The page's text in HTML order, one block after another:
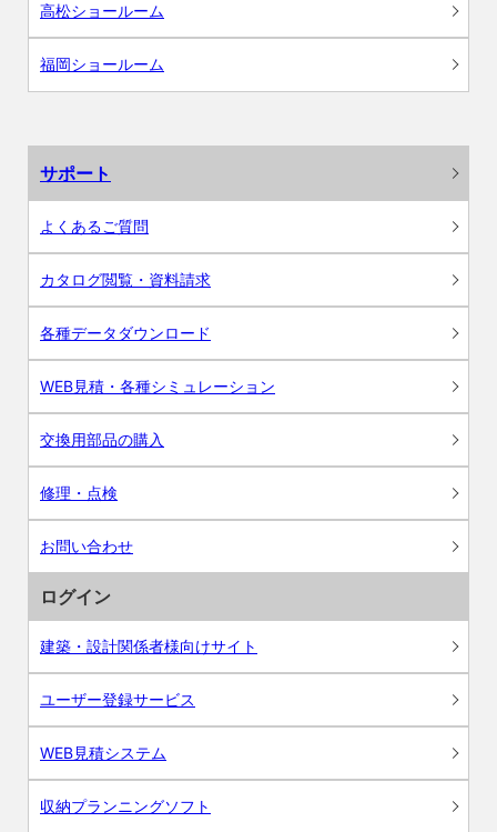
高松ショールーム
福岡ショールーム
サポート
よくあるご質問
カタログ閲覧・資料請求
各種データダウンロード
WEB見積・各種シミュレーション
交換用部品の購入
修理・点検
お問い合わせ
ログイン
建築・設計関係者様向けサイト
ユーザー登録サービス
WEB見積システム
収納プランニングソフト